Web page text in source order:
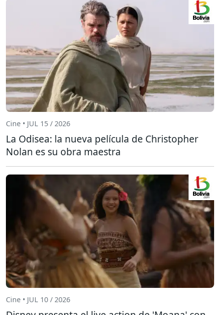
Cine • JUL 15 / 2026
La Odisea: la nueva película de Christopher
Nolan es su obra maestra
Cine • JUL 10 / 2026